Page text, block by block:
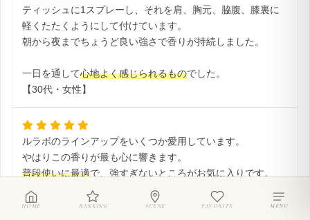
HOME RANKING SCENE FAVORITE MENU
ティッシュに1スプレーし、それを肩、胸元、脇腹、膝裏に
軽くたたくようにして付けています。
朝から夜までちょうど良い強さで香りが持続しました。
一日を通して心地よく感じられるものでした。
【30代・女性】
ルラボのラインアップをいくつか愛用しています。
やはりこの香りが最も心に響きます。
普段使いに最適で、強すぎないところがお気に入りです。
強すぎないのに会う人々にさりげなく良い印象を与えてくれ
るのもポイントが高いです。